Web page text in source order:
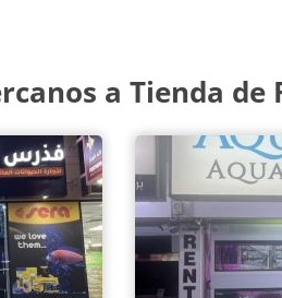
a Tienda de